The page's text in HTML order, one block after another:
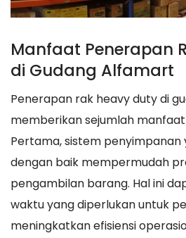
Manfaat Penerapan
di Gudang Alfamart
Penerapan rak heavy duty di
memberikan sejumlah manfaat
Pertama, sistem
dengan baik mempermudah
pengambilan barang. Hal ini
waktu yang diperlukan untuk
meningkatkan efisiensi